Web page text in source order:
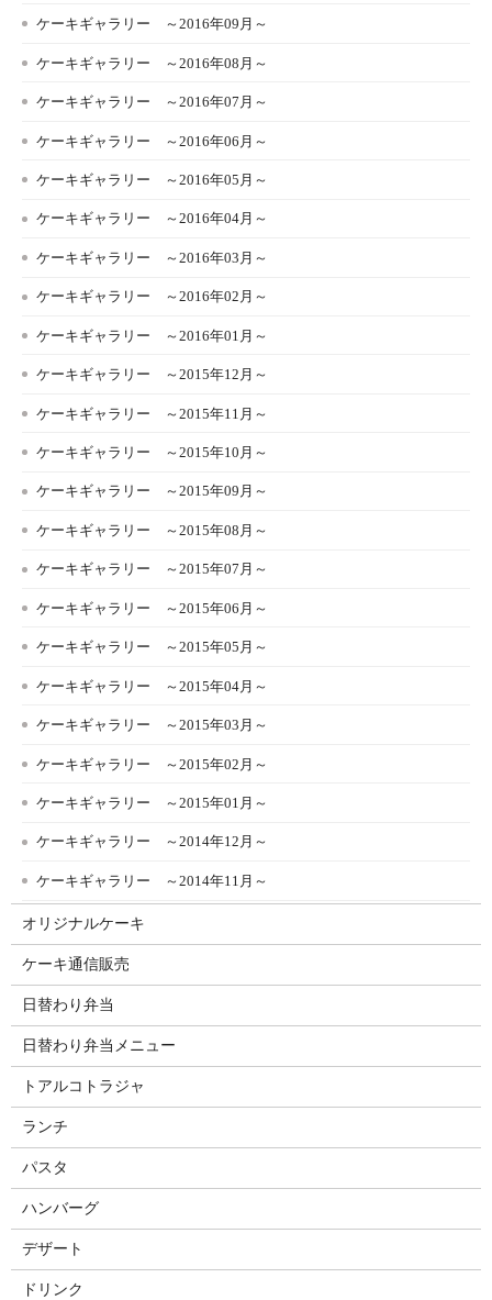
ケーキギャラリー ～2016年09月～
ケーキギャラリー ～2016年08月～
ケーキギャラリー ～2016年07月～
ケーキギャラリー ～2016年06月～
ケーキギャラリー ～2016年05月～
ケーキギャラリー ～2016年04月～
ケーキギャラリー ～2016年03月～
ケーキギャラリー ～2016年02月～
ケーキギャラリー ～2016年01月～
ケーキギャラリー ～2015年12月～
ケーキギャラリー ～2015年11月～
ケーキギャラリー ～2015年10月～
ケーキギャラリー ～2015年09月～
ケーキギャラリー ～2015年08月～
ケーキギャラリー ～2015年07月～
ケーキギャラリー ～2015年06月～
ケーキギャラリー ～2015年05月～
ケーキギャラリー ～2015年04月～
ケーキギャラリー ～2015年03月～
ケーキギャラリー ～2015年02月～
ケーキギャラリー ～2015年01月～
ケーキギャラリー ～2014年12月～
ケーキギャラリー ～2014年11月～
オリジナルケーキ
ケーキ通信販売
日替わり弁当
日替わり弁当メニュー
トアルコトラジャ
ランチ
パスタ
ハンバーグ
デザート
ドリンク